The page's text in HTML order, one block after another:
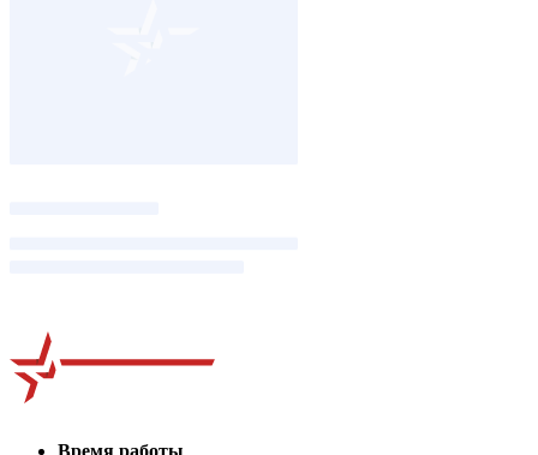
Время работы